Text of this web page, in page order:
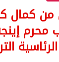
كمال
محرم